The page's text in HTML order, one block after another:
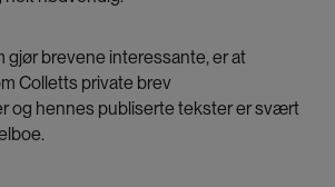
gjør brevene interessante, er at
Colletts private brev
og hennes publiserte tekster er svært